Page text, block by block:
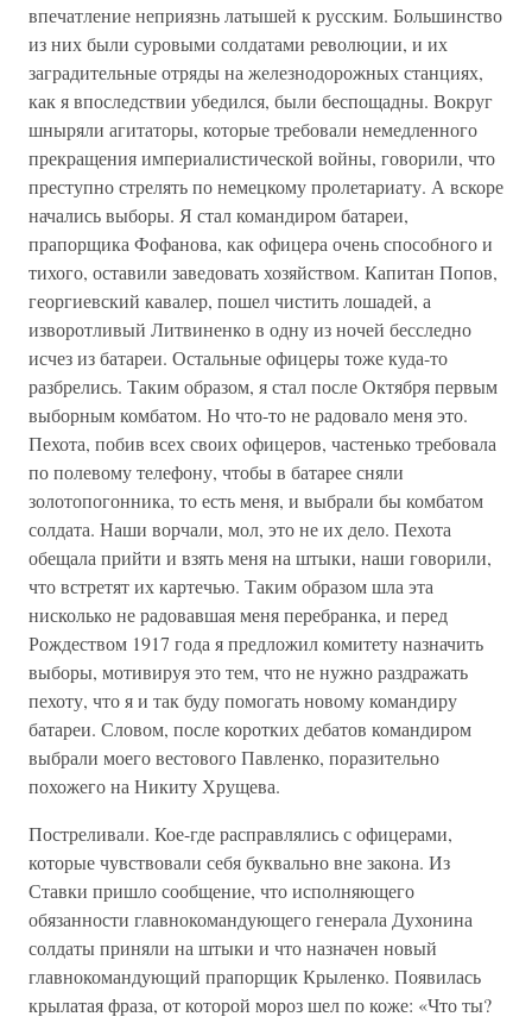
впечатление неприязнь латышей к русским. Большинство
из них были суровыми солдатами революции, и их
заградительные отряды на железнодорожных станциях,
как я впоследствии убедился, были беспощадны. Вокруг
шныряли агитаторы, которые требовали немедленного
прекращения империалистической войны, говорили, что
преступно стрелять по немецкому пролетариату. А вскоре
начались выборы. Я стал командиром батареи,
прапорщика Фофанова, как офицера очень способного и
тихого, оставили заведовать хозяйством. Капитан Попов,
георгиевский кавалер, пошел чистить лошадей, а
изворотливый Литвиненко в одну из ночей бесследно
исчез из батареи. Остальные офицеры тоже куда-то
разбрелись. Таким образом, я стал после Октября первым
выборным комбатом. Но что-то не радовало меня это.
Пехота, побив всех своих офицеров, частенько требовала
по полевому телефону, чтобы в батарее сняли
золотопогонника, то есть меня, и выбрали бы комбатом
солдата. Наши ворчали, мол, это не их дело. Пехота
обещала прийти и взять меня на штыки, наши говорили,
что встретят их картечью. Таким образом шла эта
нисколько не радовавшая меня перебранка, и перед
Рождеством 1917 года я предложил комитету назначить
выборы, мотивируя это тем, что не нужно раздражать
пехоту, что я и так буду помогать новому командиру
батареи. Словом, после коротких дебатов командиром
выбрали моего вестового Павленко, поразительно
похожего на Никиту Хрущева.
Постреливали. Кое-где расправлялись с офицерами,
которые чувствовали себя буквально вне закона. Из
Ставки пришло сообщение, что исполняющего
обязанности главнокомандующего генерала Духонина
солдаты приняли на штыки и что назначен новый
главнокомандующий прапорщик Крыленко. Появилась
крылатая фраза, от которой мороз шел по коже: «Что ты?